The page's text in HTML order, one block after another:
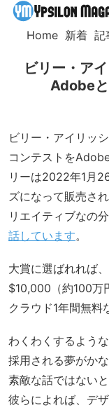
Home 新着 記
ビリー・ア
Adobe
ビリー・アイリッ
コンテストを
リーは2022年1月
ズになって販売さ
リエイティブなの
話しています。
大賞に選ばれれば
$10,000（約100万
クラウド1年間無料
わくわくするよう
採用される夢がか
素敵な話ではない
彼らによれば、デ